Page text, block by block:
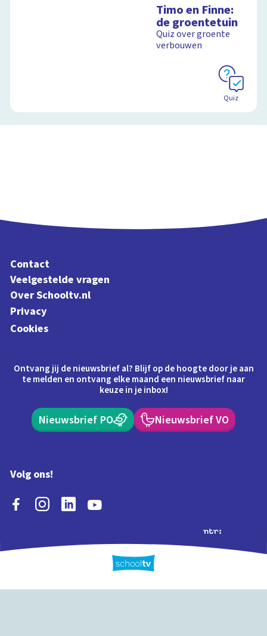
Timo en Finne:
de groentetuin
Quiz over groente
verbouwen
Quiz
Contact
Veelgestelde vragen
Over Schooltv.nl
Privacy
Cookies
Ontvang jij de nieuwsbrief al? Blijf op de hoogte door je aan
te melden en ontvang elke maand een nieuwsbrief naar
keuze in je inbox!
Nieuwsbrief PO Nieuwsbrief VO
Volg ons!